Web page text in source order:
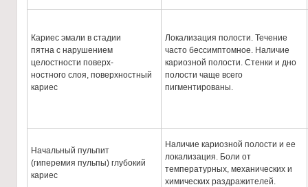
Кариес эмали в стадии
пятна с нарушением
целостности поверх-
ностного слоя, поверхностный
кариес
Локализация полости. Течение
часто бессимптомное. Наличие
кариозной полости. Стенки и дно
полости чаще всего
пигментированы.
Начальный пульпит
(гиперемия пульпы) глубокий
кариес
Наличие кариозной полости и ее
локализация. Боли от
температурных, механических и
химических раздражителей.